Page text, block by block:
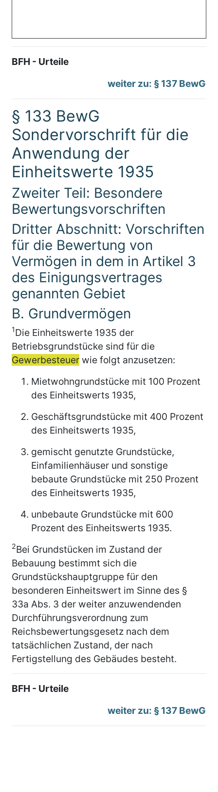
BFH - Urteile
weiter zu: § 137 BewG
§ 133 BewG
Sondervorschrift für die
Anwendung der
Einheitswerte 1935
Zweiter Teil: Besondere
Bewertungsvorschriften
Dritter Abschnitt: Vorschriften
für die Bewertung von
Vermögen in dem in Artikel 3
des Einigungsvertrages
genannten Gebiet
B. Grundvermögen
1Die Einheitswerte 1935 der
Betriebsgrundstücke sind für die
Gewerbesteuer wie folgt anzusetzen:
Mietwohngrundstücke mit 100 Prozent
des Einheitswerts 1935,
Geschäftsgrundstücke mit 400 Prozent
des Einheitswerts 1935,
gemischt genutzte Grundstücke,
Einfamilienhäuser und sonstige
bebaute Grundstücke mit 250 Prozent
des Einheitswerts 1935,
unbebaute Grundstücke mit 600
Prozent des Einheitswerts 1935.
2Bei Grundstücken im Zustand der
Bebauung bestimmt sich die
Grundstückshauptgruppe für den
besonderen Einheitswert im Sinne des §
33a Abs. 3 der weiter anzuwendenden
Durchführungsverordnung zum
Reichsbewertungsgesetz nach dem
tatsächlichen Zustand, der nach
Fertigstellung des Gebäudes besteht.
BFH - Urteile
weiter zu: § 137 BewG